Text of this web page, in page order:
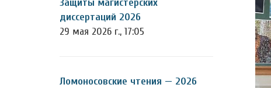
Защиты магистерских
диссертаций 2026
29 мая 2026 г., 17:05
Ломоносовские чтения — 2026